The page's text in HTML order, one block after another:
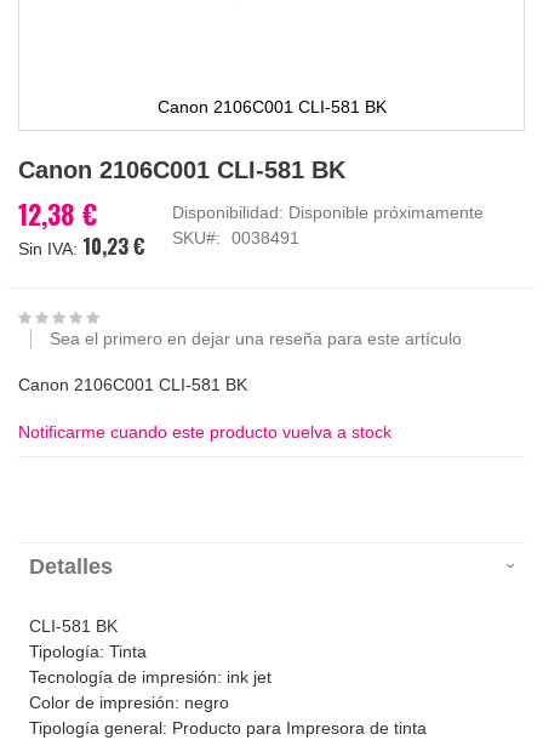
Canon 2106C001 CLI-581 BK
al
de
la
imágenes
Canon 2106C001 CLI-581 BK
12,38 €
10,23 €
Disponibilidad: Disponible próximamente
SKU
0038491
Sea el primero en dejar una reseña para este artículo
Canon 2106C001 CLI-581 BK
Notificarme cuando este producto vuelva a stock
Detalles
CLI-581 BK
Tipología: Tinta
Tecnología de impresión: ink jet
Color de impresión: negro
Tipología general: Producto para Impresora de tinta